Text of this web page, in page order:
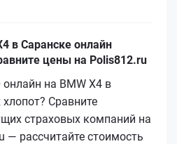
в Саранске онлайн
цены на Polis812.ru
на BMW X4 в
Сравните
страховых компаний на
— рассчитайте стоимость